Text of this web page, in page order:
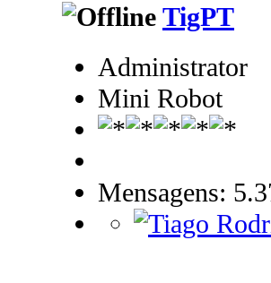
TigPT
Administrator
Mini Robot
Mensagens: